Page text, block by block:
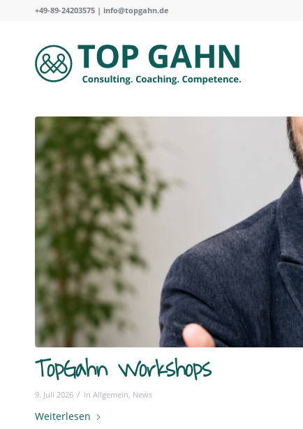
+49-89-24203575 | info@topgahn.de
TopGahn Workshops
9. Juli 2026 / in Allgemein News
Weiterlesen